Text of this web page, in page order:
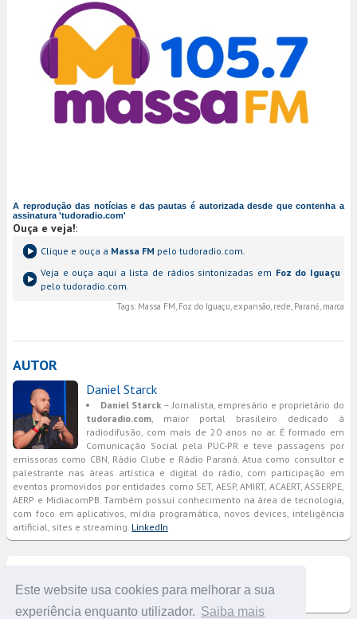
Este website usa cookies para melhorar a sua
experiência enquanto utilizador. Saiba mais
A reprodução das notícias e das pautas é autorizada desde que contenha a
assinatura 'tudoradio.com'
Ouça e veja!:
Clique e ouça a Massa FM pelo tudoradio.com.
Veja e ouça aqui a lista de rádios sintonizadas em Foz do Iguaçu
pelo tudoradio.com.
Tags: Massa FM, Foz do Iguaçu, expansão, rede, Paraná, marca
AUTOR
Daniel Starck
Daniel Starck – Jornalista, empresário e proprietário do
tudoradio.com, maior portal brasileiro dedicado à
radiodifusão, com mais de 20 anos no ar. É formado em
Comunicação Social pela PUC-PR e teve passagens por
emissoras como CBN, Rádio Clube e Rádio Paraná. Atua como consultor e
palestrante nas áreas artística e digital do rádio, com participação em
eventos promovidos por entidades como SET, AESP, AMIRT, ACAERT, ASSERPE,
AERP e MidiacomPB. Também possui conhecimento na área de tecnologia,
com foco em aplicativos, mídia programática, novos devices, inteligência
artificial, sites e streaming. LinkedIn